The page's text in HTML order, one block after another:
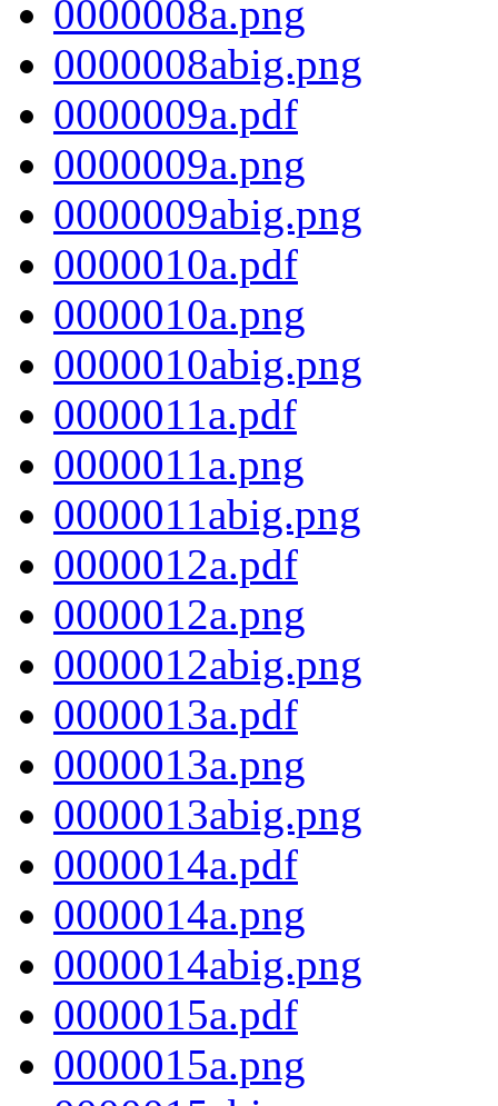
0000008a.png
0000008abig.png
0000009a.pdf
0000009a.png
0000009abig.png
0000010a.pdf
0000010a.png
0000010abig.png
0000011a.pdf
0000011a.png
0000011abig.png
0000012a.pdf
0000012a.png
0000012abig.png
0000013a.pdf
0000013a.png
0000013abig.png
0000014a.pdf
0000014a.png
0000014abig.png
0000015a.pdf
0000015a.png